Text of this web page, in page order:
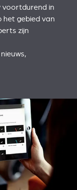
voortdurend in
gebied van
zijn